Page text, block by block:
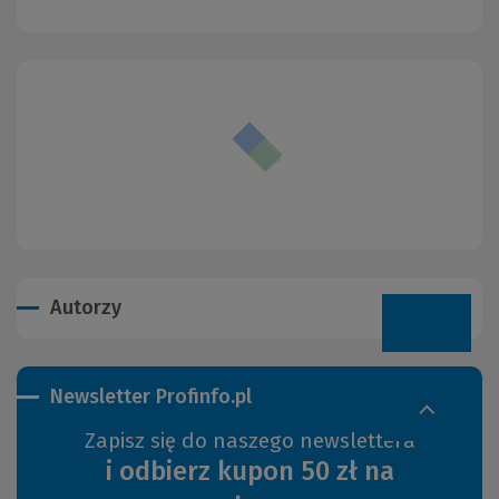
Autorzy
Newsletter Profinfo.pl
Zapisz się do naszego newslettera
i odbierz kupon 50 zł na